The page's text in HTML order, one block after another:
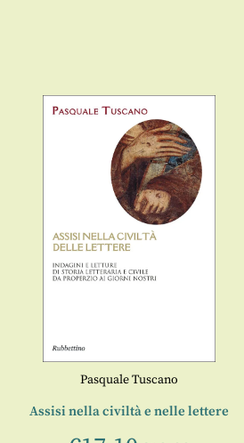
Pasquale Tuscano
Assisi nella civiltà e nelle lettere